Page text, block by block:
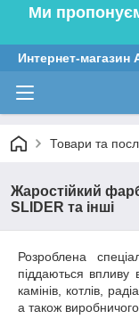
Ми
Интернет-магазин
Товари та
Жаростійкий
SLIDER та інші
Розроблена
піддаються впливу
камінів, котлів,
а також